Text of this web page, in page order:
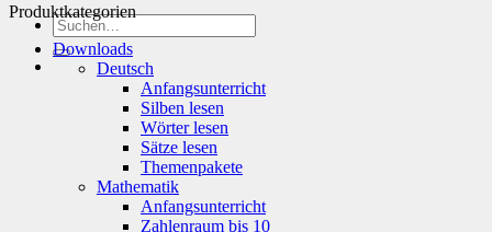
Suchen
nach:
Produktkategorien
Downloads
Deutsch
Anfangsunterricht
Silben lesen
Wörter lesen
Sätze lesen
Themenpakete
Mathematik
Anfangsunterricht
Zahlenraum bis 10